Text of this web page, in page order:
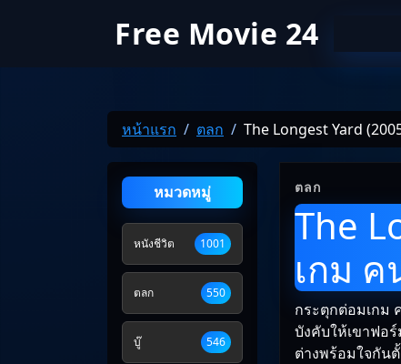
Free Movie 24
หน้าแรก ตลก The Longest Yard
หมวดหมู่
หนังชีวิต 1001
ตลก 550
บู๊ 546
ตลก
The
เกม
กระตุกต่อมเกม
บังคับให้เขาฟอ
ต่างพร้อมใจกัน